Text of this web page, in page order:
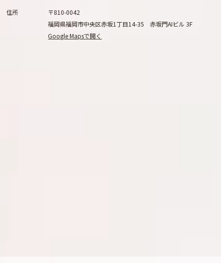
住所
〒810-0042
福岡県福岡市中央区赤坂1丁目14-35 赤坂門AIビル 3F
Google Mapsで開く